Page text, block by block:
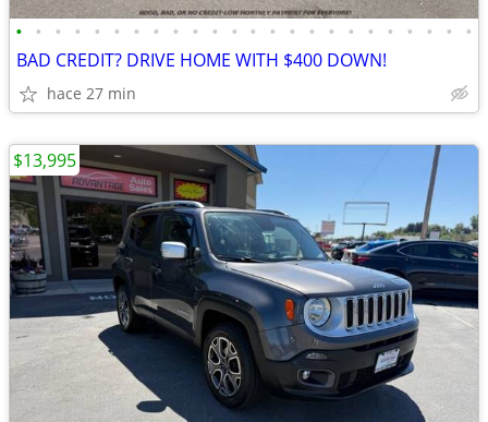
• • • • • • • • • • • • • • • • • • • • • • • •
BAD CREDIT? DRIVE HOME WITH $400 DOWN!
hace 27 min
$13,995